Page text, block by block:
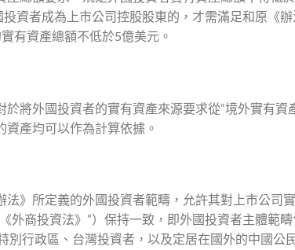
資者成為上市公司控股股東的，才需滿足和原《
有資產總額不低於5億美元。
將外國投資者的實有資產來源要求從“境外實有資
產均可以作為計算依據。
法》所定義的外國投資者範疇，允許其對上市公司
外商投資法》”）保持一致，即外國投資者主體範
別行政區、台灣投資者，以及定居在國外的中國公